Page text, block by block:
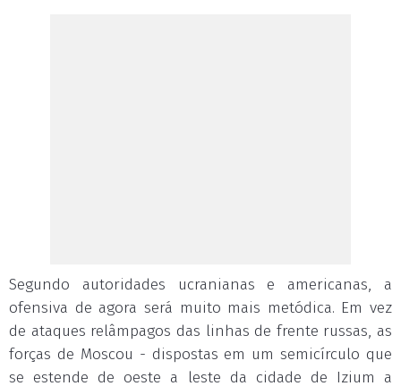
Segundo autoridades ucranianas e americanas, a
ofensiva de agora será muito mais metódica. Em vez
de ataques relâmpagos das linhas de frente russas, as
forças de Moscou - dispostas em um semicírculo que
se estende de oeste a leste da cidade de Izium a